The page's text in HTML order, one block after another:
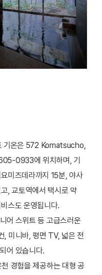
기온은 572 Komatsucho,
0933에 위치하며, 기
미즈데라까지 15분, 야사
, 교토역에서 택시로 약
스도 운영됩니다.
어 스위트 등 고급스러운
, 미니바, 평면 TV, 넓은 전
어 있습니다.
경험을 제공하는 대형 공